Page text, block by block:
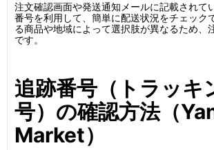
注文確認画面や発送通知メールに記載されて
番号を利用して、簡単に配送状況をチェック
る商品や地域によって選択肢が異なるため、
です。
追跡番号（トラッキ
号）の確認方法（
Market）